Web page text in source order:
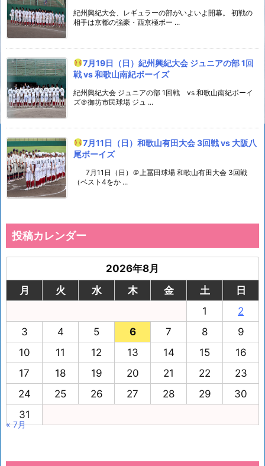
紀州興紀大会、レギュラーの部がいよいよ開幕。 初戦の
相手は京都の強豪・西京極ボー ...
7月19日（日）紀州興紀大会 ジュニアの部 1回
戦 vs 和歌山南紀ボーイズ
紀州興紀大会 ジュニアの部 1回戦 vs 和歌山南紀ボーイ
ズ＠御坊市民球場 ジュ ...
7月11日（日）和歌山有田大会 3回戦 vs 大阪八
尾ボーイズ
7月11日（日）＠上冨田球場 和歌山有田大会 3回戦
（ベスト4をか ...
投稿カレンダー
2026年8月
月
火 水 木 金 土
日
1
2
3
4 5 6 7 8
9
10
11 12 13 14 15
16
17
18 19 20 21 22
23
24
25 26 27 28 29
30
31
« 7月